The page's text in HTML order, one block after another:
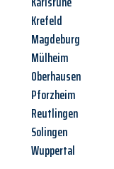
Krefeld
Magdeburg
Mülheim
Oberhausen
Pforzheim
Reutlingen
Solingen
Wuppertal